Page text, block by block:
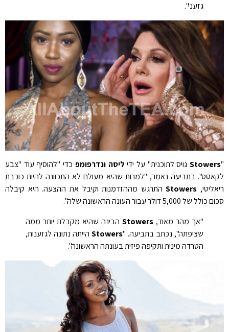
גזעני".
"
Stowersגויס לתוכנית" על ידי ליסה ונדרפומפ כדי "להוסיף עוד "צבע
לקאסט". בתביעה נאמר, "למרות שהיא מעולם לא התכוונה להיות כוכבת
ריאליטי, Stowersהתרגש מההזדמנות וקיבל את ההצעה. היא קיבלה
סכום כולל של 5,000 דולר עבור העונה הראשונה שלה".
"אך מהר מאוד, Stowers הבינה שהיא מקבלת יותר ממה
שציפתה", נכתב בתביעה. "Stowers הייתה נתונה לגזענות,
הטרדה מינית ותקיפה פיזית בעונתה הראשונה".